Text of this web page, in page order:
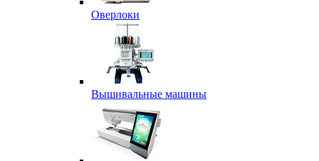
Оверлоки
Вышивальные машины